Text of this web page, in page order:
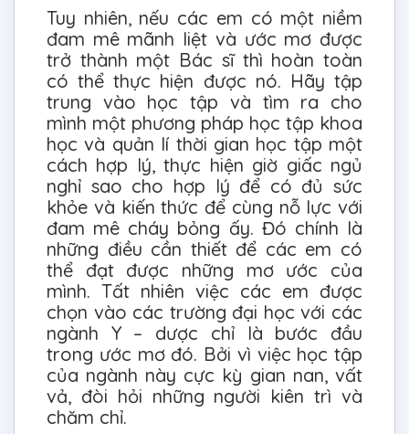
Tuy nhiên, nếu các em có một niềm
đam mê mãnh liệt và ước mơ được
trở thành một Bác sĩ thì hoàn toàn
có thể thực hiện được nó. Hãy tập
trung vào học tập và tìm ra cho
mình một phương pháp học tập khoa
học và quản lí thời gian học tập một
cách hợp lý, thực hiện giờ giấc ngủ
nghỉ sao cho hợp lý để có đủ sức
khỏe và kiến thức để cùng nỗ lực với
đam mê cháy bỏng ấy. Đó chính là
những điều cần thiết để các em có
thể đạt được những mơ ước của
mình. Tất nhiên việc các em được
chọn vào các trường đại học với các
ngành Y – dược chỉ là bước đầu
trong ước mơ đó. Bởi vì việc học tập
của ngành này cực kỳ gian nan, vất
vả, đòi hỏi những người kiên trì và
chăm chỉ.